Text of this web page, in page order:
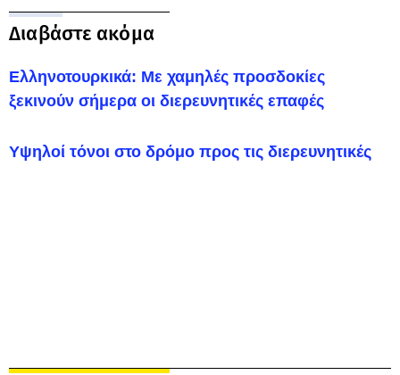
Διαβάστε ακόμα
Ελληνοτουρκικά: Με χαμηλές προσδοκίες
ξεκινούν σήμερα οι διερευνητικές επαφές
Υψηλοί τόνοι στο δρόμο προς τις διερευνητικές